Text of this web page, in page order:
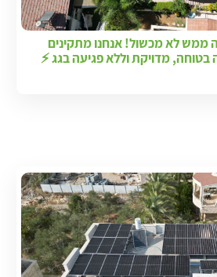
ממש לא מכשול! אנחנו מתקינים
מדויקת וללא פגיעה בגג ⚡